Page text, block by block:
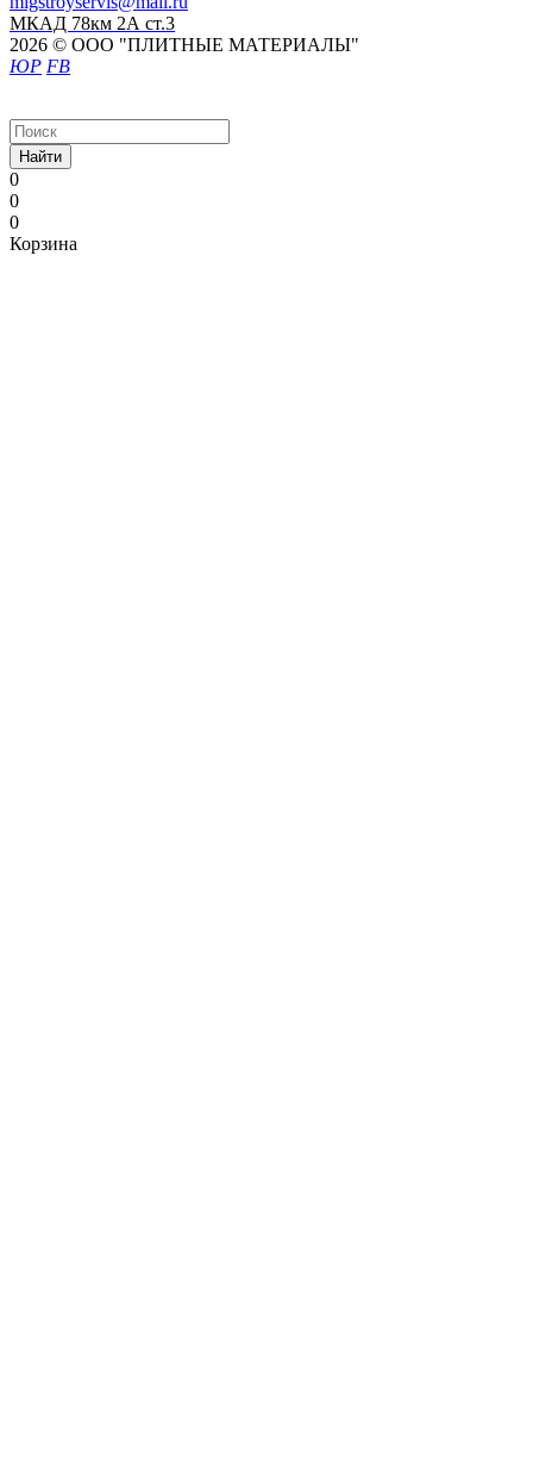
МКАД 78км 2А ст.3
2026 © ООО "ПЛИТНЫЕ МАТЕРИАЛЫ"
ЮР FB
Найти
0
0
0
Корзина